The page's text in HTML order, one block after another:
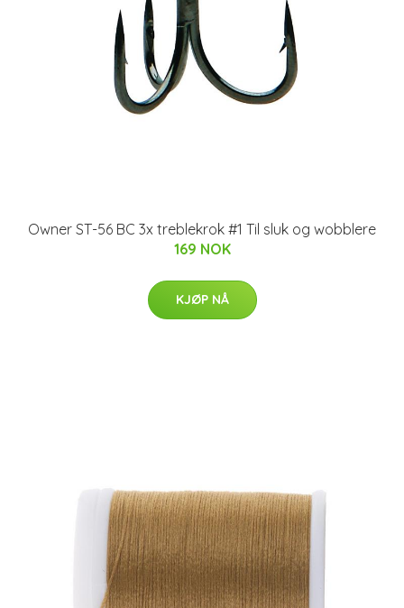
Owner ST-56 BC 3x treblekrok #1 Til sluk og wobblere
169 NOK
KJØP NÅ